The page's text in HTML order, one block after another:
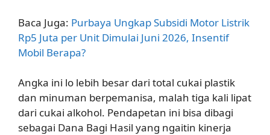
Baca Juga: Purbaya Ungkap Subsidi Motor Listrik
Rp5 Juta per Unit Dimulai Juni 2026, Insentif
Mobil Berapa?
Angka ini lo lebih besar dari total cukai plastik
dan minuman berpemanisa, malah tiga kali lipat
dari cukai alkohol. Pendapetan ini bisa dibagi
sebagai Dana Bagi Hasil yang ngaitin kinerja